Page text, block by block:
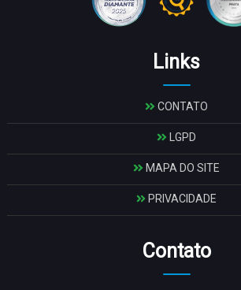
Links
CONTATO
LGPD
MAPA DO SITE
PRIVACIDADE
Contato